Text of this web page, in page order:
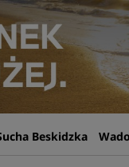
Beskidzka